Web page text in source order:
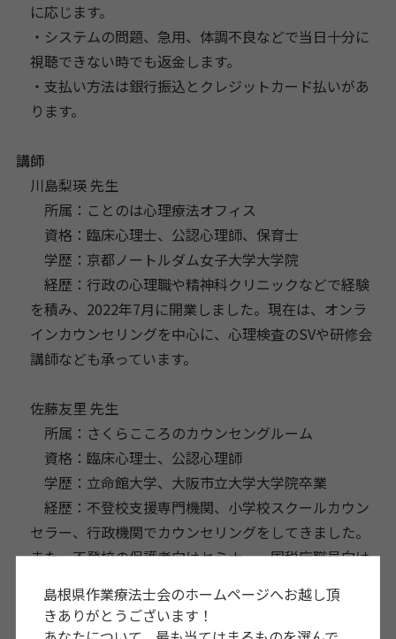
島根県作業療法士会のホームページへお越し頂
きありがとうございます！
に応じます。
・システムの問題、急用、体調不良などで当日十分に
視聴できない時でも返金します。
・支払い方法は銀行振込とクレジットカード払いがあ
ります。
講師
川島梨瑛 先生
所属：ことのは心理療法オフィス
資格：臨床心理士、公認心理師、保育士
学歴：京都ノートルダム女子大学大学院
経歴：行政の心理職や精神科クリニックなどで経験
を積み、2022年7月に開業しました。現在は、オンラ
インカウンセリングを中心に、心理検査のSVや研修会
講師なども承っています。
佐藤友里 先生
所属：さくらこころのカウンセングルーム
資格：臨床心理士、公認心理師
学歴：立命館大学、大阪市立大学大学院卒業
経歴：不登校支援専門機関、小学校スクールカウン
セラー、行政機関でカウンセリングをしてきました。
また、不登校の保護者向けセミナー、国税庁職員向け
ってきました。現在はフリーランスの開業心理士とし
て海外でオンラインを中心にカウンセリングをしてい